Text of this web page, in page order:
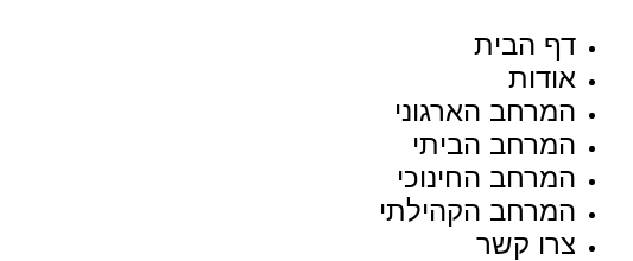
דף הבית
אודות
המרחב הארגוני
המרחב הביתי
המרחב החינוכי
המרחב הקהילתי
צרו קשר